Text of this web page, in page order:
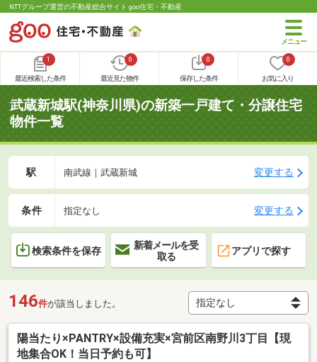
NTTグループ運営の不動産総合サイト goo住宅・不動産
1
最近検索した条件
0
最近見た物件
0
保存した条件
0
お気に入り
武蔵新城駅(神奈川県)の新築一戸建て・分譲住宅
物件一覧
駅 南武線｜武蔵新城 変更する
条件 指定なし 変更する
検索条件を保存
新着メールを受
取る
アプリで探す
146件が該当しました。
陽当たり×PANTRY×設備充実×宮前区南野川3丁目【現
地集合OK！当日予約も可】